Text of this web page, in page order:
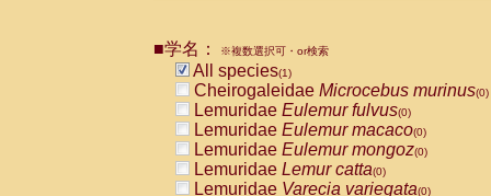
CebidaeCebus nigrivittatus
CebidaeCebus
CebidaeSaimiri boliviensis(0)
CebidaeSaimiri sciureus(0)
AtelidaeAlouatta caraya(0)
AtelidaeAlouatta fusca(0)
AtelidaeAlouatta seniculus
AtelidaeAlouattaspp.(0)
■学名： ※複数選択可・or検索
All species(1)
Cheirogaleidae Microcebus murinus(0)
Lemuridae Eulemur fulvus(0)
Lemuridae Eulemur macaco(0)
Lemuridae Eulemur mongoz(0)
Lemuridae Lemur catta(0)
Lemuridae Varecia variegata(0)